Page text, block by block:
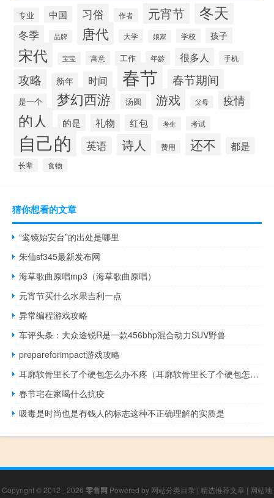
专业 中国 习俗 作者 元宵节 冬天
冬季 品牌 唐代 大学 娘家 学校 孩子
宋代 宝宝 寓意 工作 年龄 很多人 手机
攻略 新年 时间 春节 春节期间
是一个 梦幻西游 汤圆 游戏 父母 疫情
的人 的是 礼物 红包 考生 考试
自己的 英语 诗人 费用 还不 都是
长辈 食物
猜你想看的文章
“鸾镜始安台”的出处是哪里
朱仙sf345最新发布网
海草歌曲原唱mp3（海草歌曲原唱）
元宵节买什么水果吉利一点
异常编程游戏攻略
车评头条：大众途锐R是一款456bhp混合动力SUV野兽
prepareforimpact游戏攻略
耳廓软骨里长了个硬包怎么办不疼（耳廓软骨里长了个硬包怎么办）
春节宅在家喝什么抗疫
吸毒是时尚也是有钱人的标志这种不正确理解的实质是
Copyright © 2012 - 2026 零售网 Powered by 网站分类目录 | 精选推荐文章 | 网站地